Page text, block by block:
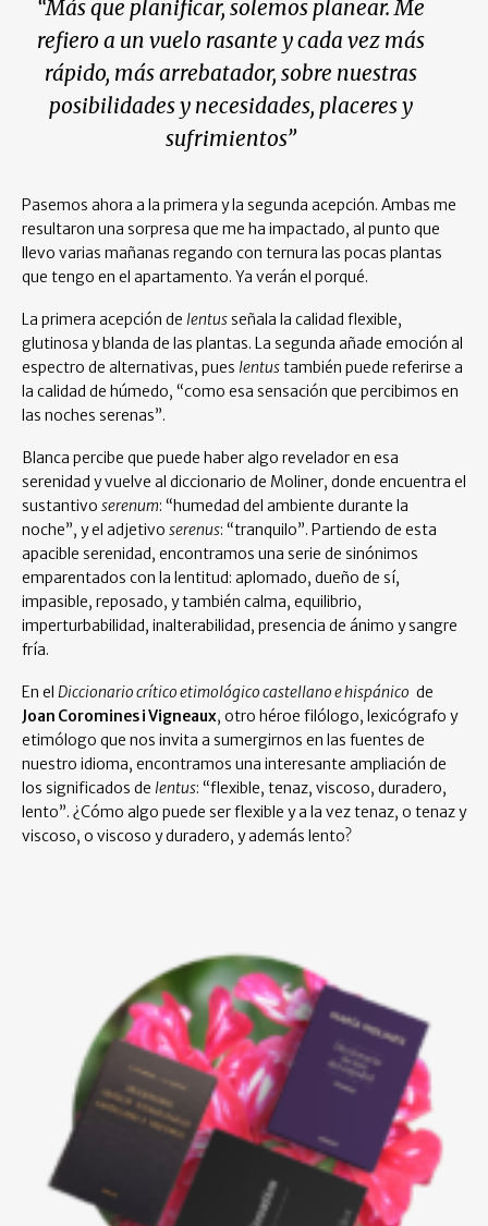
“Más que planificar, solemos planear. Me
refiero a un vuelo rasante y cada vez más
rápido, más arrebatador, sobre nuestras
posibilidades y necesidades, placeres y
sufrimientos”
Pasemos ahora a la primera y la segunda acepción. Ambas me
resultaron una sorpresa que me ha impactado, al punto que
llevo varias mañanas regando con ternura las pocas plantas
que tengo en el apartamento. Ya verán el porqué.
La primera acepción de lentus señala la calidad flexible,
glutinosa y blanda de las plantas. La segunda añade emoción al
espectro de alternativas, pues lentustambién puede referirse a
la calidad de húmedo, “como esa sensación que percibimos en
las noches serenas”.
Blanca percibe que puede haber algo revelador en esa
serenidad y vuelve al diccionario de Moliner, donde encuentra el
sustantivo serenum: “humedad del ambiente durante la
noche”, y el adjetivo serenus: “tranquilo”. Partiendo de esta
apacible serenidad, encontramos una serie de sinónimos
emparentados con la lentitud: aplomado, dueño de sí,
impasible, reposado, y también calma, equilibrio,
imperturbabilidad, inalterabilidad, presencia de ánimo y sangre
fría.
En el Diccionario crítico etimológico castellano e hispánico de
Joan Coromines i Vigneaux, otro héroe filólogo, lexicógrafo y
etimólogo que nos invita a sumergirnos en las fuentes de
nuestro idioma, encontramos una interesante ampliación de
los significados de lentus: “flexible, tenaz, viscoso, duradero,
lento”. ¿Cómo algo puede ser flexible y a la vez tenaz, o tenaz y
viscoso, o viscoso y duradero, y además lento?